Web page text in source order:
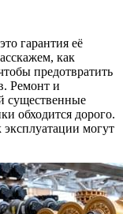
гарантия её
как
предотвратить
Ремонт и
существенные
обходится дорого.
эксплуатации могут